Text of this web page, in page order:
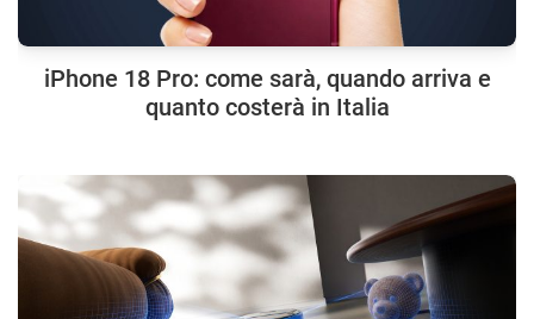
iPhone 18 Pro: come sarà, quando arriva e
quanto costerà in Italia